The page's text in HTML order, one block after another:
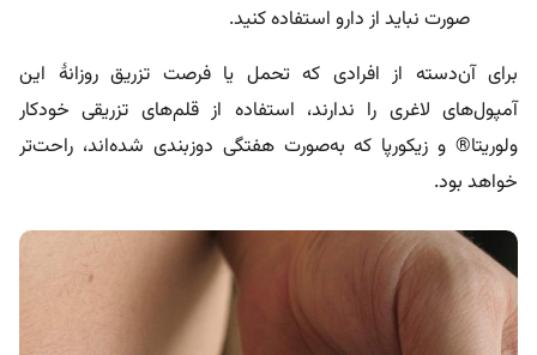
صورت نباید از دارو استفاده کنید.
برای آن‌دسته از افرادی که تحمل یا فرصت تزریق روزانۀ این
آمپول‌های لاغری را ندارند، استفاده از قلم‌های تزریقی خودکار
ولوریتا® و زیکورپا که به‌صورت هفتگی دوزبندی شده‌اند، راحت‌تر
خواهد بود.